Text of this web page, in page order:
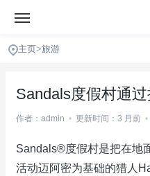
主页>旅游
Sandals度假村通
作者：admin • 更新时间：3 月前 •
Sandals®度假村是把在地
活动迈阿密为基础的猎人